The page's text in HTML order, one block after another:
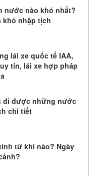
nước nào khó nhất?
khó nhập tịch
lái xe quốc tế IAA,
tín, lái xe hợp pháp
đi được những nước
chi tiết
từ khi nào? Ngày